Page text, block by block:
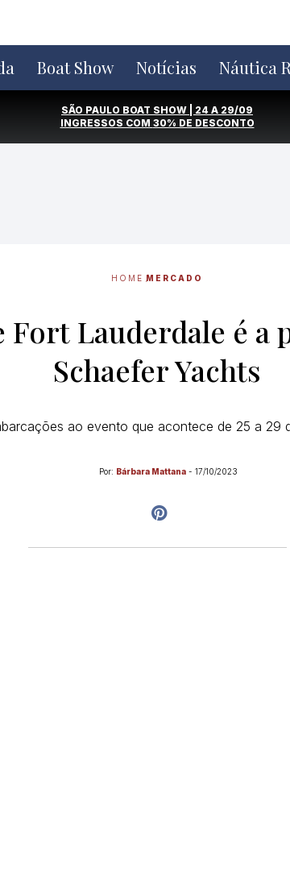
Boat Show Notícias Náutica
SÃO PAULO BOAT SHOW | 24 A 29/09
INGRESSOS COM 30% DE DESCONTO
HOME MERCADO
Fort Lauderdale é a
Schaefer Yachts
ao evento que acontece de 25 a 29
Por: Bárbara Mattana - 17/10/2023